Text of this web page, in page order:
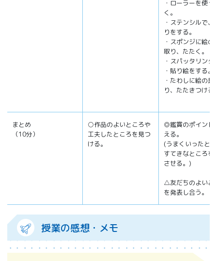
・ローラーを使っ
く。
・ステンシルで、
りをする。
・スポンジに絵の
取り、たたく。
・スパッタリング
・貼り絵をする。
・たわしに絵の具
り、たたきつける
まとめ
（10分）
○作品のよいところや
工夫したところを見つ
ける。
◎鑑賞のポイント
える。
(うまくいったと
すてきなところを
させる。)
△友だちのよいと
を発表し合う。
授業の感想・メモ